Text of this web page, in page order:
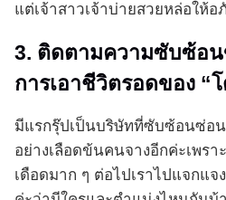
แต่เจ้าสาวเจ้าบ่ายสวยหล่อให้อ
3. ติดตามความซับซ้อ
การเอาชีวิตรอดของ “
มีแรกรุ๊ปเป็นบริษัทที่ซับซ้อนซ่อน
อย่างเลือดข้นคนจางอีกค่ะเพร
เดือดมาก ๆ ต่อไปเราไปแจกแ